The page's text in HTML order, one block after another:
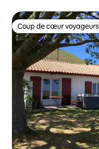
Coup de cœur voyageurs
Coup de cœur voyageurs